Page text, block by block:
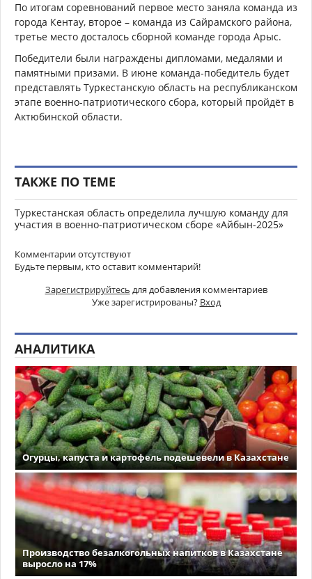
По итогам соревнований первое место заняла команда из
города Кентау, второе – команда из Сайрамского района,
третье место досталось сборной команде города Арыс.
Победители были награждены дипломами, медалями и
памятными призами. В июне команда-победитель будет
представлять Туркестанскую область на республиканском
этапе военно-патриотического сбора, который пройдёт в
Актюбинской области.
ТАКЖЕ ПО ТЕМЕ
Туркестанская область определила лучшую команду для
участия в военно-патриотическом сборе «Айбын-2025»
Комментарии отсутствуют
Будьте первым, кто оставит комментарий!
Зарегистрируйтесь для добавления комментариев
Уже зарегистрированы? Вход
АНАЛИТИКА
Огурцы, капуста и картофель подешевели в Казахстане
Производство безалкогольных напитков в Казахстане
выросло на 17%